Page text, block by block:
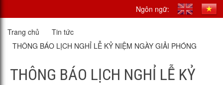
Ngôn ngữ:
Trang chủ
Tin tức
THÔNG BÁO LỊCH NGHỈ LỄ KỶ NIỆM NGÀY GIẢI PHÓNG
THÔNG BÁO LỊCH NGHỈ LỄ KỶ